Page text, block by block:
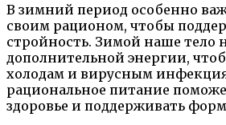
В зимний период особенно
своим рационом, чтобы
стройность. Зимой наше тело
дополнительной энергии,
холодам и вирусным
рациональное питание
здоровье и поддерживать